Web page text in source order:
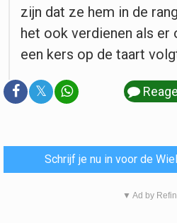
zijn dat ze hem in de
het ook verdienen als er
een kers op de taart
𝕏
Schrijf je nu in voor de
▼ Ad by